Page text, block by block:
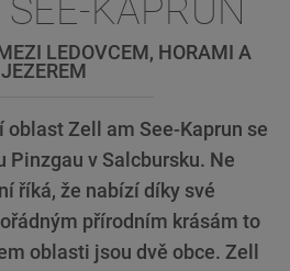
KAPRUN
LEDOVCEM, HORAMI A
JEZEREM
oblast Zell am See-Kaprun se
Pinzgau v Salcbursku. Ne
říká, že nabízí díky své
přírodním krásám to
oblasti jsou dvě obce. Zell